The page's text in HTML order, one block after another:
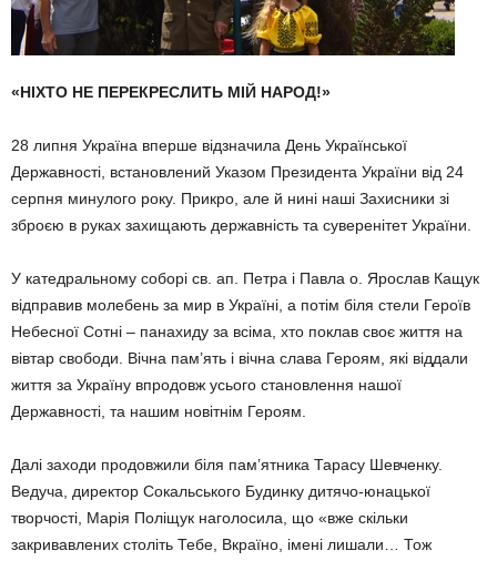
«НІХТО НЕ ПЕРЕКРЕСЛИТЬ МІЙ НАРОД!»
28 липня Україна вперше відзначила День Української
Державності, вста­новлений Указом Президента України від 24
серпня минулого року. Прикро, але й нині наші Захисники зі
зброєю в руках захищають державність та суверенітет України.
У катедральному соборі св. ап. Пет­ра і Павла о. Ярослав Кащук
відправив молебень за мир в Україні, а потім бі­ля стели Героїв
Небесної Сотні – пана­хиду за всіма, хто поклав своє життя на
вівтар свободи. Вічна пам’ять і вічна слава Героям, які віддали
життя за Україну впродовж усього становлення нашої
Державності, та нашим новітнім Героям.
Далі заходи продовжили біля пам’ят­ника Тарасу Шевченку.
Ведуча, дирек­тор Сокальського Будинку дитячо-юнацької
творчості, Марія Поліщук на­голосила, що «вже скільки
закривавле­них століть Тебе, Вкраїно, імені лишали… Тож